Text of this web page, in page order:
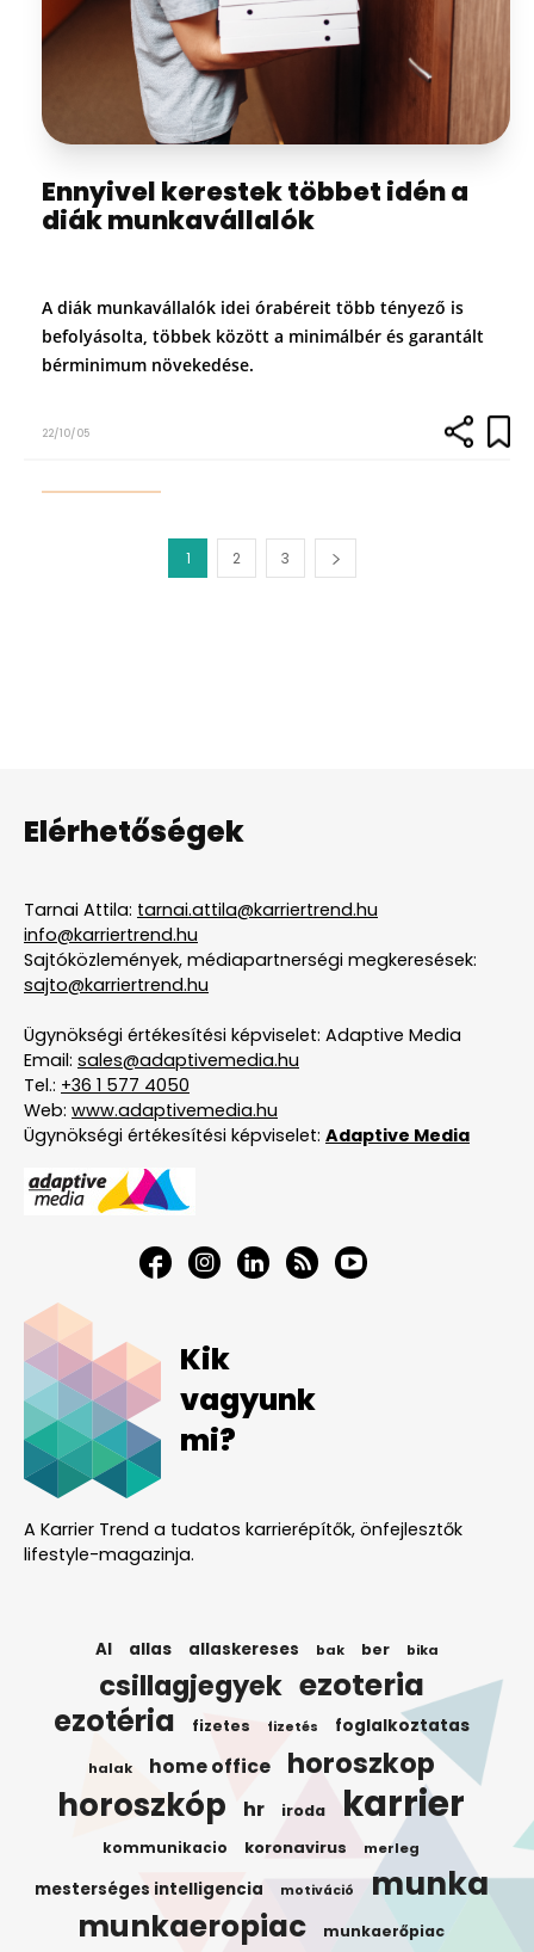
Ennyivel kerestek többet idén a
diák munkavállalók
A diák munkavállalók idei órabéreit több tényező is
befolyásolta, többek között a minimálbér és garantált
bérminimum növekedése.
22/10/05
1 2 3
Elérhetőségek
Tarnai Attila: tarnai.attila@karriertrend.hu
info@karriertrend.hu
Sajtóközlemények, médiapartnerségi megkeresések:
sajto@karriertrend.hu
Ügynökségi értékesítési képviselet: Adaptive Media
Email: sales@adaptivemedia.hu
Tel.: +36 1 577 4050
Web: www.adaptivemedia.hu
Ügynökségi értékesítési képviselet: Adaptive Media
Kik
vagyunk
mi?
A Karrier Trend a tudatos karrierépítők, önfejlesztők
lifestyle-magazinja.
AI allas allaskereses bak ber bika
csillagjegyek ezoteria
ezotéria fizetes fizetés foglalkoztatas
halak home office horoszkop
horoszkóp hr iroda karrier
kommunikacio koronavirus merleg
mesterséges intelligencia motiváció munka
munkaeropiac munkaerőpiac